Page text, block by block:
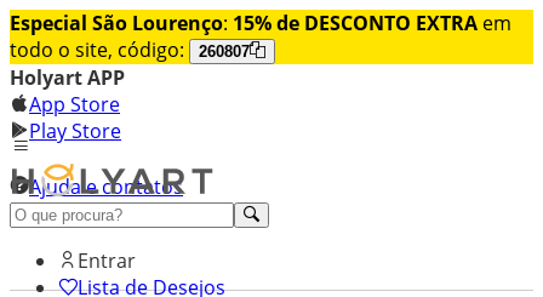
Especial São Lourenço: 15% de DESCONTO EXTRA em
todo o site, código:
260807
Holyart APP
App Store
Play Store
Ajuda e contatos
Conheça premium
Entrar
Lista de Desejos